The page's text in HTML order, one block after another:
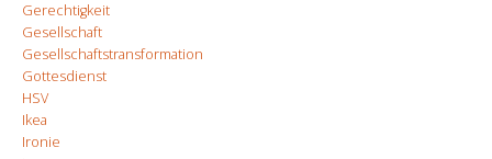
Gerechtigkeit
Gesellschaft
Gesellschaftstransformation
Gottesdienst
HSV
Ikea
Ironie